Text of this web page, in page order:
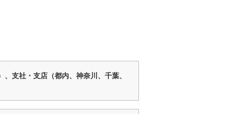
、支社・支店（都内、神奈川、千葉、